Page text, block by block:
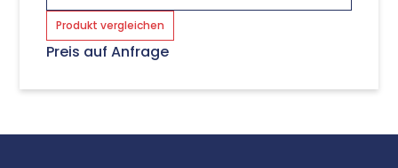
Produkt vergleichen
Preis auf Anfrage